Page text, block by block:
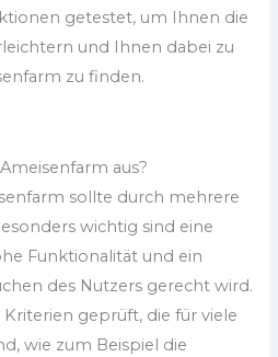
getestet, um Ihnen die
und Ihnen dabei zu
zu finden.
aus?
sollte durch mehrere
wichtig sind eine
Funktionalität und ein
des Nutzers gerecht wird.
geprüft, die für viele
wie zum Beispiel die